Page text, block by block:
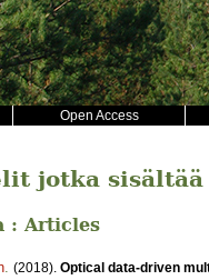
Open Access
jotka sisältää
: Articles
(2018). Optical data-driven